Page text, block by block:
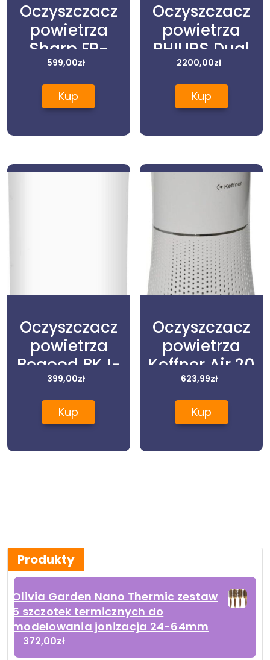
Oczyszczacz
powietrza
Sharp FP-
F30EU-H
599,00zł
Kup
Oczyszczacz
powietrza
PHILIPS Dual
Scan
AC3055/50
2200,00zł
Kup
Oczyszczacz
powietrza
Begood BKJ-
215
399,00zł
Kup
Oczyszczacz
powietrza
Keffner Air 20
82391685
623,99zł
Kup
Produkty
Olivia Garden Nano Thermic zestaw
5 szczotek termicznych do
modelowania jonizacja 24-64mm
372,00zł